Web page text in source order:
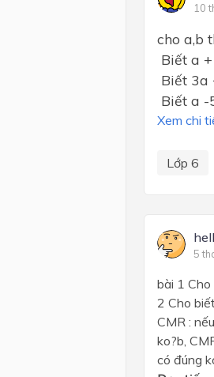
10
cho a,b
Biết a
Biết 3a
Biết a -
Xem chi
Lớp 6
5
bài 1
2 Cho
CMR :
ko?b,
có đúng